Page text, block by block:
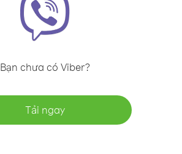
Bạn chưa có Viber?
Tải ngay